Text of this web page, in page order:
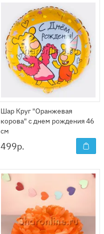
Шар Круг "Оранжевая
корова" с днем рождения 46
см
499р.